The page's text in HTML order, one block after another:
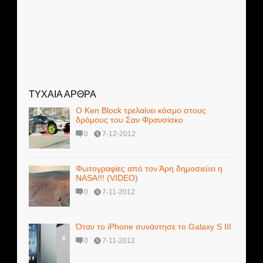
ΤΥΧΑΙΑ ΑΡΘΡΑ
Ο Ken Block τρελαίνει κόσμο στους
δρόμους του Σαν Φρανσίσκο
0 7-12-2012
Φωτογραφίες από τον Άρη δημοσιεύει η
ΝΑSA!!! (VIDEO)
0 7-11-2012
Όταν το iPhone συνάντησε το Galaxy S III
0 7-11-2012